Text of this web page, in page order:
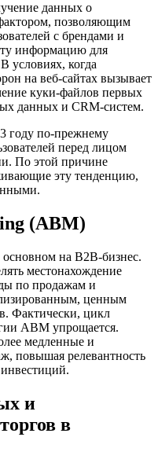
данных о
позволяющим
с брендами и
информацию для
условиях, когда
на веб-сайтах вызывает
куки-файлов первых
данных и CRM-систем.
году по-прежнему
перед лицом
По этой причине
эту тенденцию,
(ABM)
на B2B-бизнес.
местонахождение
по продажам и
ценным
Фактически, цикл
ABM упрощается.
медленные и
повышая релевантность
и
в